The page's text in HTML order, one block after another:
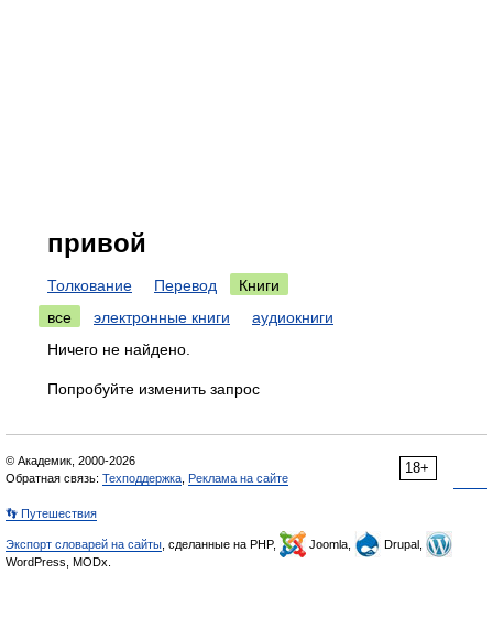
привой
Толкование Перевод
Книги
все
электронные книги
аудиокниги
Ничего не найдено.
Попробуйте изменить запрос
18+
© Академик, 2000-2026
Обратная связь: Техподдержка Реклама на сайте
👣 Путешествия
Экспорт словарей на сайты , сделанные на PHP, Joomla,
Drupal,
WordPress, MODx.